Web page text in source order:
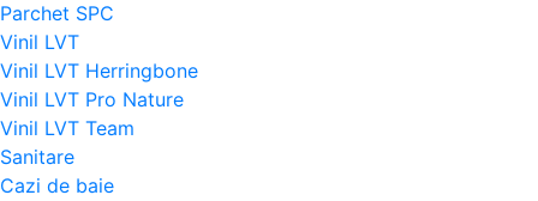
Parchet SPC
Vinil LVT
Vinil LVT Herringbone
Vinil LVT Pro Nature
Vinil LVT Team
Sanitare
Cazi de baie